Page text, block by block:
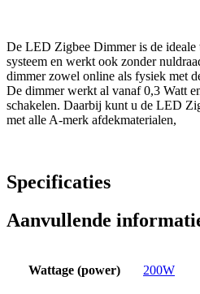
De LED Zigbee Dimmer is de
systeem en werkt ook zonder
dimmer zowel online als fysiek met
De dimmer werkt al vanaf 0,3 Watt
schakelen. Daarbij kunt u de LED
met alle A-merk afdekmaterialen,
Specificaties
Aanvullende
Wattage (power) 200W